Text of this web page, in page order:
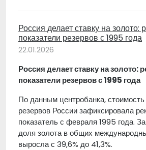
Россия делает ставку на золото:
показатели резервов с 1995 года
22.01.2026
Россия делает ставку на золото:
показатели резервов с 1995 года
По данным центробанка,
резервов России зафиксировала
показатель с февраля 1995 года.
доля золота в общих
выросла с 39,6% до 41,3%.